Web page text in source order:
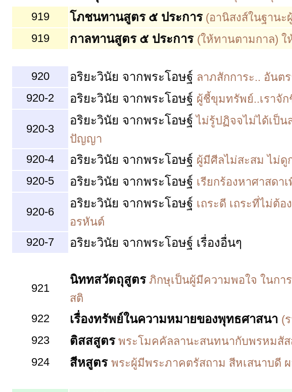
919
โภชนทานสูตร ๕ ประการ(อานิสงส์ในฐานะ
919
กาลทานสูตร ๕ ประการ (ให้ทานตามกาล)
920 อริยะวินัย จากพระโอษฐ์ ลาภสักการะ.. อันต
920-2
อริยะวินัย จากพระโอษฐ์ ผู้ชี้ขุมทรัพย์..เราจั
920-3
อริยะวินัย จากพระโอษฐ์ ไม่รู้ปฏิจจไม่ได้เป็
ปัญญา
920-4
อริยะวินัย จากพระโอษฐ์ ผู้มีศีลไม่สะสม ไม่ดู
920-5
อริยะวินัย จากพระโอษฐ์ เรียกร้องหาศาสด
920-6
อริยะวินัย จากพระโอษฐ์ เถระดี เถระที่ไม่ต้
อรหันต์
920-7
อริยะวินัย จากพระโอษฐ์ เรื่องอื่นๆ
921
นิททสวัตถุสูตรภิกษุเป็นผู้มีความพอใจ ในกา
สติ
922
เรื่องทรัพย์ในความหมายของพุทธศาสนา (
923
ติสสสูตรพระโมคคัลลานะสนทนากับพรหมสั
924
สีหสูตร พระผู้มีพระภาคตรัสถาม สีหเสนาบดี